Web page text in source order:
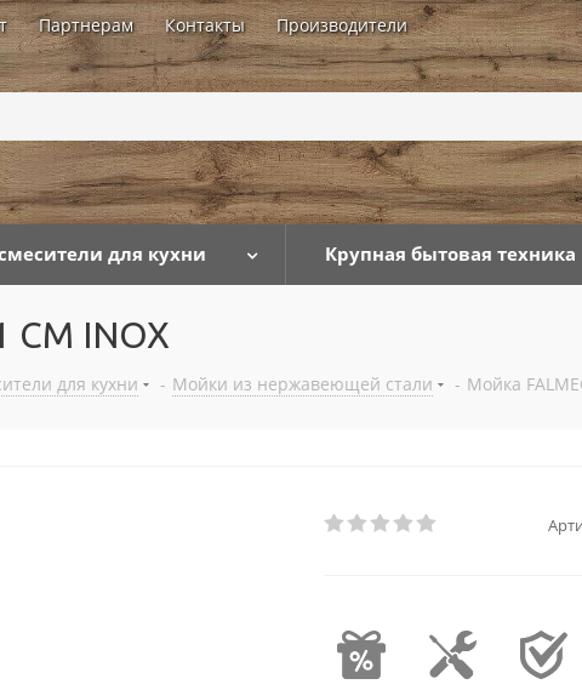
Партнерам Контакты Производители ...
для кухни Крупная бытовая техника
CM INOX
для кухни - Мойки из нержавеющей стали - Мойка